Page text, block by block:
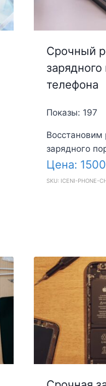
Срочный
зарядного
телефона
Показы: 197
Восстановим
зарядного
Цена: 1500
SKU: ICENI-PHONE-